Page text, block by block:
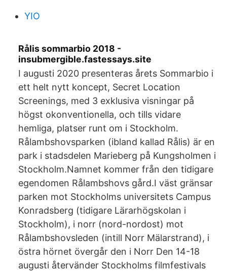
YIO
Rålis sommarbio 2018 -
insubmergible.fastessays.site
I augusti 2020 presenteras årets Sommarbio i
ett helt nytt koncept, Secret Location
Screenings, med 3 exklusiva visningar på
högst okonventionella, och tills vidare
hemliga, platser runt om i Stockholm.
Rålambshovsparken (ibland kallad Rålis) är en
park i stadsdelen Marieberg på Kungsholmen i
Stockholm.Namnet kommer från den tidigare
egendomen Rålambshovs gård.I väst gränsar
parken mot Stockholms universitets Campus
Konradsberg (tidigare Lärarhögskolan i
Stockholm), i norr (nord-nordost) mot
Rålambshovsleden (intill Norr Mälarstrand), i
östra hörnet övergår den i Norr Den 14-18
augusti återvänder Stockholms filmfestivals